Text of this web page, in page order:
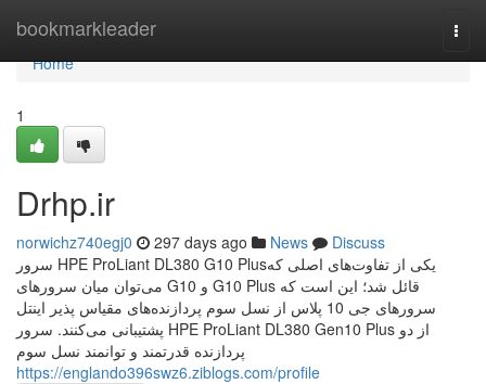
bookmarkleader
Home
Home
1
Drhp.ir
norwichz740egj0 297 days ago News
Discuss
سرور HPE ProLiant DL380 G10 Plusیکی از تفاوت‌های اصلی که
می‌توان میان سرورهای G10 و G10 Plus قائل شد؛ این است که
سرورهای جی 10 پلاس از نسل سوم پردازنده‌های مقیاس پذیر اینتل
پشتیبانی می‌کنند. سرور HPE ProLiant DL380 Gen10 Plus از دو
پردازنده قدرتمند و توانمند نسل سوم
https://englando396swz6.ziblogs.com/profile